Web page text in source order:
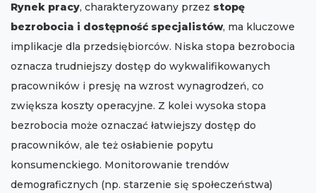
Rynek pracy, charakteryzowany przez stopę
bezrobocia i dostępność specjalistów, ma kluczowe
implikacje dla przedsiębiorców. Niska stopa bezrobocia
oznacza trudniejszy dostęp do wykwalifikowanych
pracowników i presję na wzrost wynagrodzeń, co
zwiększa koszty operacyjne. Z kolei wysoka stopa
bezrobocia może oznaczać łatwiejszy dostęp do
pracowników, ale też osłabienie popytu
konsumenckiego. Monitorowanie trendów
demograficznych (np. starzenie się społeczeństwa)